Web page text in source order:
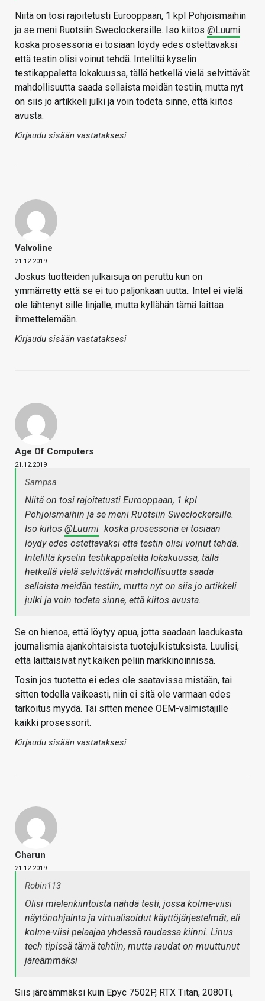
Niitä on tosi rajoitetusti Eurooppaan, 1 kpl Pohjoismaihin
ja se meni Ruotsiin Sweclockersille. Iso kiitos @Luumi
koska prosessoria ei tosiaan löydy edes ostettavaksi
että testin olisi voinut tehdä. Inteliltä kyselin
testikappaletta lokakuussa, tällä hetkellä vielä selvittävät
mahdollisuutta saada sellaista meidän testiin, mutta nyt
on siis jo artikkeli julki ja voin todeta sinne, että kiitos
avusta.
Kirjaudu sisään vastataksesi
Valvoline
21.12.2019
Joskus tuotteiden julkaisuja on peruttu kun on
ymmärretty että se ei tuo paljonkaan uutta.. Intel ei vielä
ole lähtenyt sille linjalle, mutta kyllähän tämä laittaa
ihmettelemään.
Kirjaudu sisään vastataksesi
Age Of Computers
21.12.2019
Sampsa
Niitä on tosi rajoitetusti Eurooppaan, 1 kpl
Pohjoismaihin ja se meni Ruotsiin Sweclockersille.
Iso kiitos @Luumi koska prosessoria ei tosiaan
löydy edes ostettavaksi että testin olisi voinut tehdä.
Inteliltä kyselin testikappaletta lokakuussa, tällä
hetkellä vielä selvittävät mahdollisuutta saada
sellaista meidän testiin, mutta nyt on siis jo artikkeli
julki ja voin todeta sinne, että kiitos avusta.
Se on hienoa, että löytyy apua, jotta saadaan laadukasta
journalismia ajankohtaisista tuotejulkistuksista. Luulisi,
että laittaisivat nyt kaiken peliin markkinoinnissa.
Tosin jos tuotetta ei edes ole saatavissa mistään, tai
sitten todella vaikeasti, niin ei sitä ole varmaan edes
tarkoitus myydä. Tai sitten menee OEM-valmistajille
kaikki prosessorit.
Kirjaudu sisään vastataksesi
Charun
21.12.2019
Robin113
Olisi mielenkiintoista nähdä testi, jossa kolme-viisi
näytönohjainta ja virtualisoidut käyttöjärjestelmät, eli
kolme-viisi pelaajaa yhdessä raudassa kiinni. Linus
tech tipissä tämä tehtiin, mutta raudat on muuttunut
järeämmäksi
Siis järeämmäksi kuin Epyc 7502P, RTX Titan, 2080Ti,